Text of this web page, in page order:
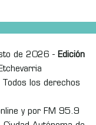
de 2026 - Edición
los derechos
y por FM 95.9